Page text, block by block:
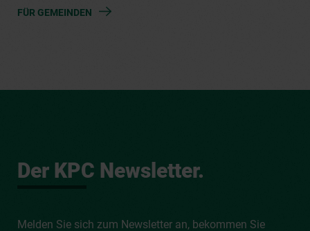
FÜR GEMEINDEN
Der KPC Newsletter.
Melden Sie sich zum Newsletter an, bekommen Sie